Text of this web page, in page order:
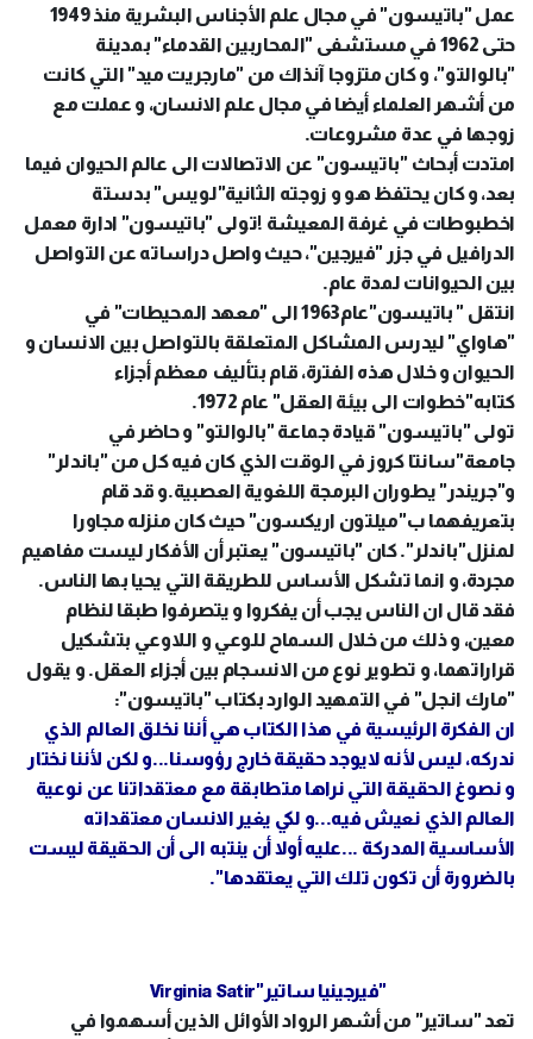
عمل "باتيسون" في مجال علم الأجناس البشرية منذ 1949
حتى 1962 في مستشفى "المحاربين القدماء" بمدينة
"بالوالتو"، و كان متزوجا آنذاك من "مارجريت ميد" التي كانت
من أشهر العلماء أيضا في مجال علم الانسان، و عملت مع
زوجها في عدة مشروعات.
امتدت أبحاث "باتيسون" عن الاتصالات الى عالم الحيوان فيما
بعد، و كان يحتفظ هو و زوجته الثانية"لويس" بدستة
اخطبوطات في غرفة المعيشة !تولى "باتيسون" ادارة معمل
الدرافيل في جزر "فيرجين"، حيث واصل دراساته عن التواصل
بين الحيوانات لمدة عام.
انتقل " باتيسون"عام1963 الى "معهد المحيطات" في
"هاواي" ليدرس المشاكل المتعلقة بالتواصل بين الانسان و
الحيوان و خلال هذه الفترة، قام بتأليف معظم أجزاء
كتابه"خطوات الى بيئة العقل" عام 1972.
تولى "باتيسون" قيادة جماعة "بالوالتو" و حاضر في
جامعة"سانتا كروز في الوقت الذي كان فيه كل من "باندلر"
و"جريندر" يطوران البرمجة اللغوية العصبية.و قد قام
بتعريفهما ب"ميلتون اريكسون" حيث كان منزله مجاورا
لمنزل"باندلر". كان "باتيسون" يعتبر أن الأفكار ليست مفاهيم
مجردة، و انما تشكل الأساس للطريقة التي يحيا بها الناس.
فقد قال ان الناس يجب أن يفكروا و يتصرفوا طبقا لنظام
معين، و ذلك من خلال السماح للوعي و اللاوعي بتشكيل
قراراتهما، و تطوير نوع من الانسجام بين أجزاء العقل. و يقول
"مارك انجل" في التمهيد الوارد بكتاب "باتيسون":
ان الفكرة الرئيسية في هذا الكتاب هي أننا نخلق العالم الذي
ندركه، ليس لأنه لايوجد حقيقة خارج رؤوسنا...و لكن لأننا نختار
و نصوغ الحقيقة التي نراها متطابقة مع معتقداتنا عن نوعية
العالم الذي نعيش فيه...و لكي يغير الانسان معتقداته
الأساسية المدركة ...عليه أولا أن ينتبه الى أن الحقيقة ليست
بالضرورة أن تكون تلك التي يعتقدها".
"فيرجينيا ساتير"Virginia Satir
تعد "ساتير" من أشهر الرواد الأوائل الذين أسهموا في